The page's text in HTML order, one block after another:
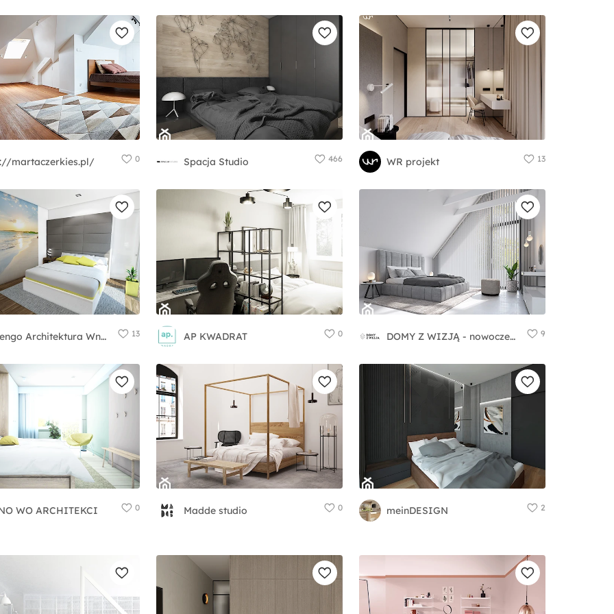
martaczerkies.pl/ 0 Spacja Studio 466 WR projekt 13
Marengo Architektura Wnętrz Anna Knofliczek-Roman 13 AP KWADRAT 0 DOMY Z WIZJĄ - nowoczesne projekty domów 9
WO ARCHITEKCI 0 Madde studio 0 meinDESIGN 2